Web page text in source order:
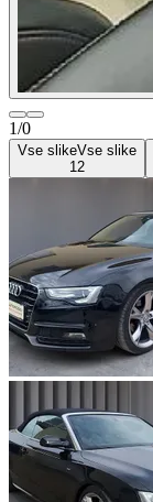
1/0
Vse slikeVse slike
12